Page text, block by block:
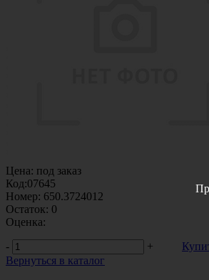
Цена: под заказ
Код:07645
Номер: 650.3724012
Остаток: 0
Оценка:
-
+
Вернуться в каталог